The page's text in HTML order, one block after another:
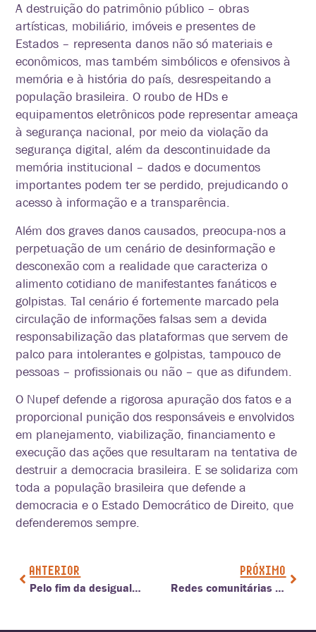
A destruição do patrimônio público – obras
artísticas, mobiliário, imóveis e presentes de
Estados – representa danos não só materiais e
econômicos, mas também simbólicos e ofensivos à
memória e à história do país, desrespeitando a
população brasileira. O roubo de HDs e
equipamentos eletrônicos pode representar ameaça
à segurança nacional, por meio da violação da
segurança digital, além da descontinuidade da
memória institucional – dados e documentos
importantes podem ter se perdido, prejudicando o
acesso à informação e a transparência.
Além dos graves danos causados, preocupa-nos a
perpetuação de um cenário de desinformação e
desconexão com a realidade que caracteriza o
alimento cotidiano de manifestantes fanáticos e
golpistas. Tal cenário é fortemente marcado pela
circulação de informações falsas sem a devida
responsabilização das plataformas que servem de
palco para intolerantes e golpistas, tampouco de
pessoas – profissionais ou não – que as difundem.
O Nupef defende a rigorosa apuração dos fatos e a
proporcional punição dos responsáveis e envolvidos
em planejamento, viabilização, financiamento e
execução das ações que resultaram na tentativa de
destruir a democracia brasileira. E se solidariza com
toda a população brasileira que defende a
democracia e o Estado Democrático de Direito, que
defenderemos sempre.
ANTERIOR
Pelo fim da desigualdade na Internet móvel
PRÓXIMO
Redes comunitárias e a participação ativa de jovens de quilombos do Nordeste